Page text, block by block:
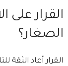
القرار على
الصغار؟
⁠القرار أعاد الثقة